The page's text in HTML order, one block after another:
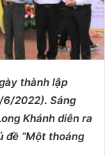
thành lập
6/2022). Sáng
Khánh diễn ra
đề “Một thoáng